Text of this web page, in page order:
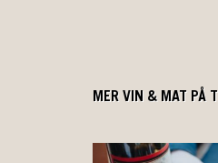
MER VIN & MAT PÅ